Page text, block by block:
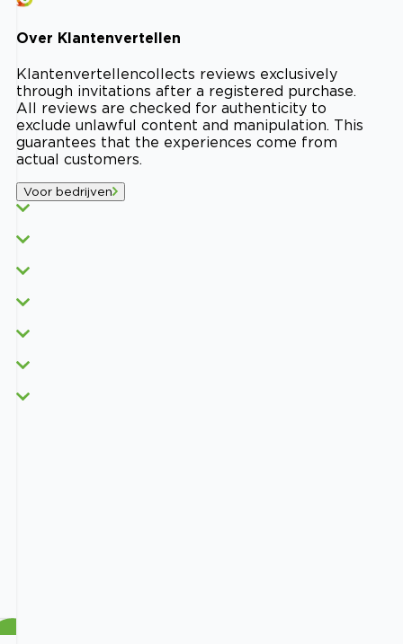
Over Klantenvertellen
Klantenvertellencollects reviews exclusively
through invitations after a registered purchase.
All reviews are checked for authenticity to
exclude unlawful content and manipulation. This
guarantees that the experiences come from
actual customers.
Voor bedrijven